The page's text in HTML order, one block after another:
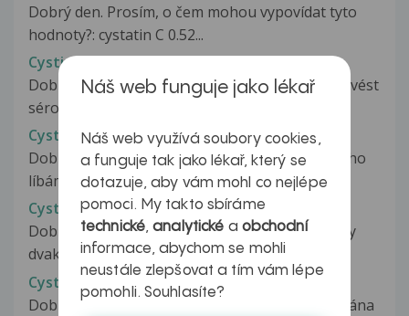
Dobrý den. Prosím, o čem mohou vypovídat tyto
hodnoty?: cystatin C 0.52...
Cysticerkóza
Dobrý den, kde by mi, prosím, v Brně mohli provést
sérologické vyšetření na...
Cystická fibróza-diagnostika
Dobrý den, mám dvouměsíční miminko, a když ho
líbám na hlavičku, je nápadně...
Cystická echinokokóza
Dobrý den. Na infekčním oddělení mi z krve byly
dvakrát po sobě zjištěny mírně...
Cystická epifýza
Dobrý den, z výsledku MR mi byla diagnostikována
Náš web funguje jako lékař
Náš web využívá soubory cookies,
a funguje tak jako lékař, který se
dotazuje, aby vám mohl co nejlépe
pomoci. My takto sbíráme
technické,analytické a obchodní
informace, abychom se mohli
neustále zlepšovat a tím vám lépe
pomohli. Souhlasíte?